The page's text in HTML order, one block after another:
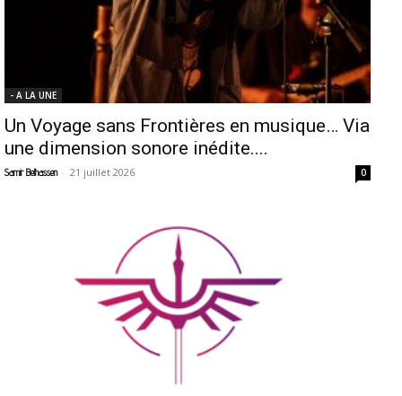
- A LA UNE
Un Voyage sans Frontières en musique… Via
une dimension sonore inédite....
Samir Belhassen - 21 juillet 2026 0